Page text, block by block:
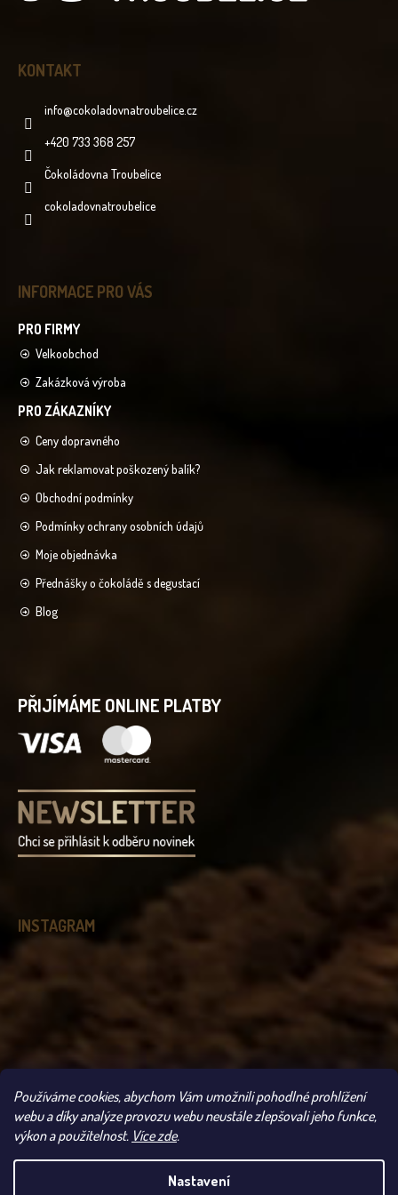
Používáme cookies, abychom Vám umožnili pohodlné prohlížení
webu a díky analýze provozu webu neustále zlepšovali jeho funkce,
výkon a použitelnost. Více zde.
Nastavení
UPOZORNĚNÍ: VLIVEM VYSOKÝCH TEPLOT SE MŮŽE
KONTAKT
info@cokoladovnatroubelice.cz
+420 733 368 257
Čokoládovna Troubelice
cokoladovnatroubelice
INFORMACE PRO VÁS
Velkoobchod
Zakázková výroba
Ceny dopravného
Jak reklamovat poškozený balík?
Obchodní podmínky
Podmínky ochrany osobních údajů
Moje objednávka
Přednášky o čokoládě s degustací
Blog
PŘIJÍMÁME ONLINE PLATBY
INSTAGRAM
Sledovat na Instagramu
Čokoládovna Troubelice